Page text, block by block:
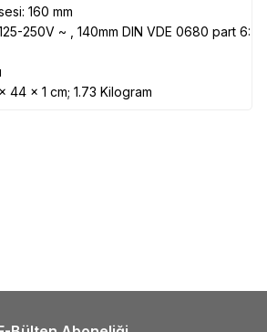
160 mm
250V ~ , 140mm DIN VDE 0680 part 6:
44 x 1 cm; 1.73 Kilogram